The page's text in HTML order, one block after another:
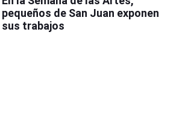
pequeños de San Juan exponen
sus trabajos